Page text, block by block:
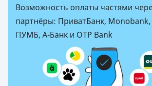
Возможность оплаты частями
партнёры: ПриватБанк,
ПУМБ, А-Банк и OTP Bank